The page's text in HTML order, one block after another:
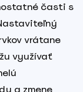
časti s
vrátane
využívať